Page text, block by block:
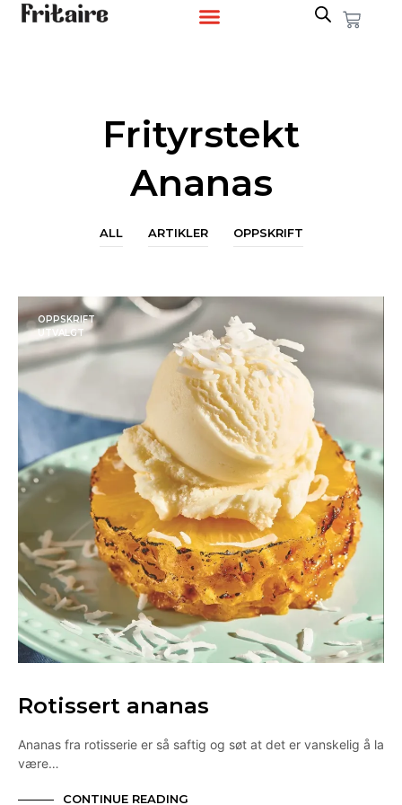
Frityrstekt
Ananas
ALL ARTIKLER OPPSKRIFT
OPPSKRIFT
UTVALGT
Rotissert ananas
Ananas fra rotisserie er så saftig og søt at det er vanskelig å la
være…
CONTINUE READING